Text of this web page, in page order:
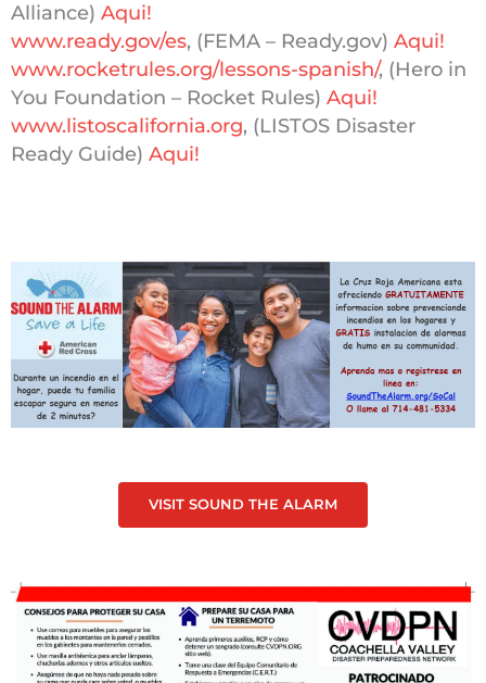
Alliance) Aqui!
www.ready.gov/es, (FEMA – Ready.gov) Aqui!
www.rocketrules.org/lessons-spanish/, (Hero in
You Foundation – Rocket Rules) Aqui!
www.listoscalifornia.org, (LISTOS Disaster
Ready Guide) Aqui!
VISIT SOUND THE ALARM